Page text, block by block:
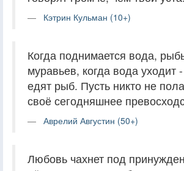
Кэтрин Кульман (10+)
Когда поднимается вода,
муравьев, когда вода уходит
едят рыб. Пусть никто не
своё сегодняшнее
Аврелий Августин (50+)
Любовь чахнет под